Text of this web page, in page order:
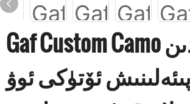
Gaf Custom Camo سۇدىن
ئۆتۈكى ئوۋ